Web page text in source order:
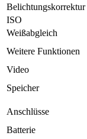
Belichtungskorrektur
ISO
Weißabgleich
Weitere Funktionen
Video
Speicher
Anschlüsse
Batterie